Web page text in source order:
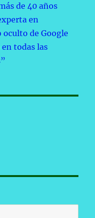
de 40 años
en
de Google
todas las